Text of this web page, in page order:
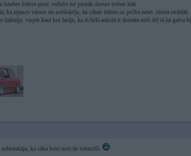
haubes šofera pusē. redzēsi tur pienāk dzeses trubas klāt.
ka izjaucu vārsus un nobloķēju, lai siltais ūdens uz pečku neiet. ziemā
žalūziju. vispār kaut kur lasīju, ka tā lielā aukstā ir domāta tieši dēļ tā lai galva
ka sāka krist nost tie rokturīši.